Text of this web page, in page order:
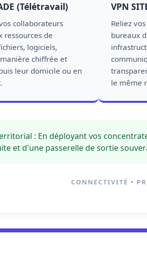
(Télétravail)
collaborateurs
ressources de
logiciels,
chiffrée et
leur domicile ou en
VPN
Reliez
bureaux
le même
: En déployant vos
et d'une passerelle de sortie
CONNECTIVITÉ •